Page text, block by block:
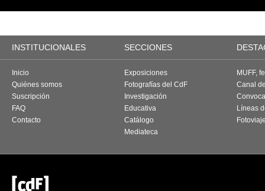
INSTITUCIONALES SECCIONES
Inicio
Quiénes somos
Suscripción
FAQ
Contacto
Exposiciones
Fotografías del CdF
Investigación
Educativa
Catálogo
Mediateca
MUFF,
Canal
Líneas